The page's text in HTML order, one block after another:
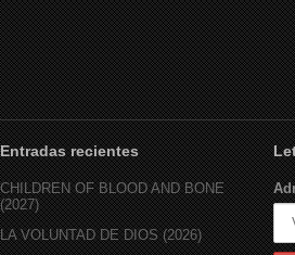
Entradas recientes
CHILDREN OF BLOOD AND BONE
(2027)
LA VOLUNTAD DE DIOS (2026)